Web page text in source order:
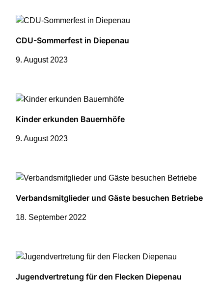
CDU-Sommerfest in Diepenau
9. August 2023
Kinder erkunden Bauernhöfe
9. August 2023
Verbandsmitglieder und Gäste besuchen Betriebe
18. September 2022
Jugendvertretung für den Flecken Diepenau